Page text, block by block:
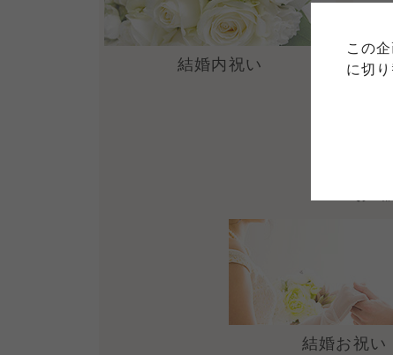
この
に切り
結婚内祝い
結婚お祝い
このサイトは7つの生協から業
める利用約款をご確認のうえ
よどがわ市民生協
このサイトは7つの生協から業
ては、コープ事業連合、ならび
ます。
コープ事業連合、ならびに各生
よどがわ市民生協
このサイトは7つの生協から業
生協となります。
各生協の「特定商取引法に基